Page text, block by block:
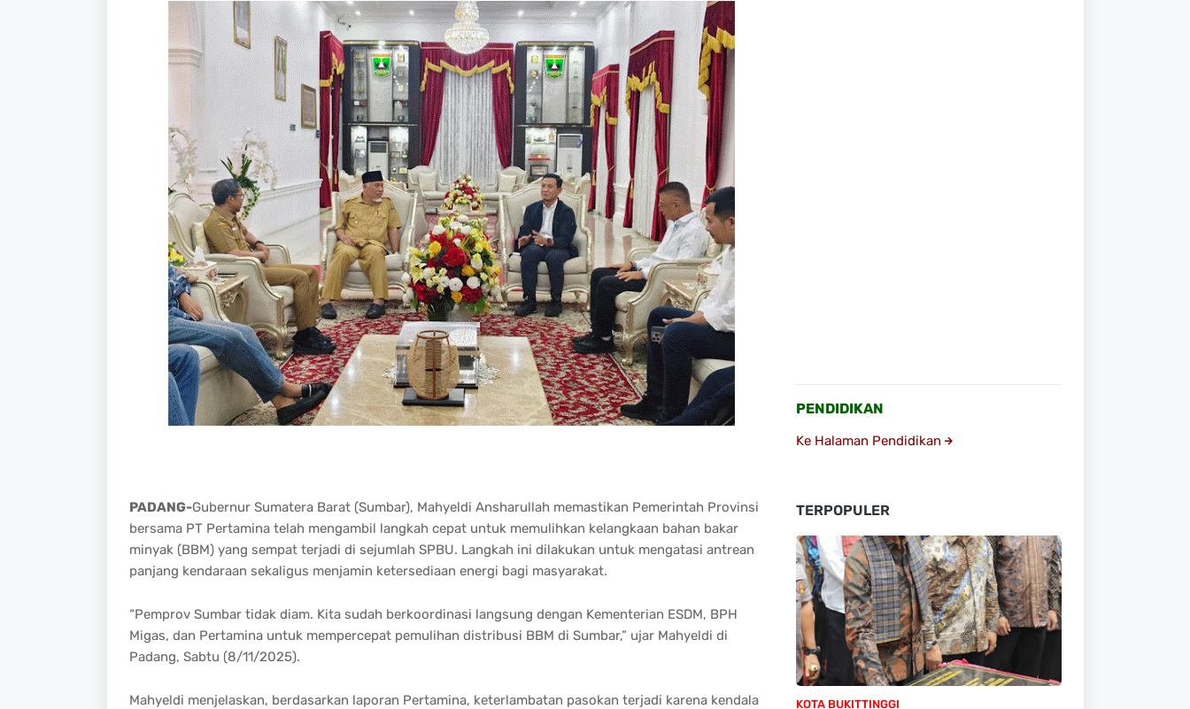
PADANG-Gubernur Sumatera Barat (Sumbar), Mahyeldi Ansharullah memastikan Pemerintah Provinsi
bersama PT Pertamina telah mengambil langkah cepat untuk memulihkan kelangkaan bahan bakar
minyak (BBM) yang sempat terjadi di sejumlah SPBU. Langkah ini dilakukan untuk mengatasi antrean
panjang kendaraan sekaligus menjamin ketersediaan energi bagi masyarakat.
“Pemprov Sumbar tidak diam. Kita sudah berkoordinasi langsung dengan Kementerian ESDM, BPH
Migas, dan Pertamina untuk mempercepat pemulihan distribusi BBM di Sumbar,” ujar Mahyeldi di
Padang, Sabtu (8/11/2025).
Mahyeldi menjelaskan, berdasarkan laporan Pertamina, keterlambatan pasokan terjadi karena kendala
PENDIDIKAN
Ke Halaman Pendidikan
TERPOPULER
KOTA BUKITTINGGI